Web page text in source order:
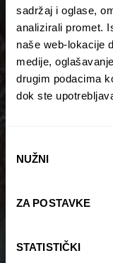
sadržaj i oglase,
analizirali promet.
naše web-lokacije
medije,
drugim podacima
dok ste
pristanka
NUŽNI
ZA POSTAVKE
STATISTIČKI